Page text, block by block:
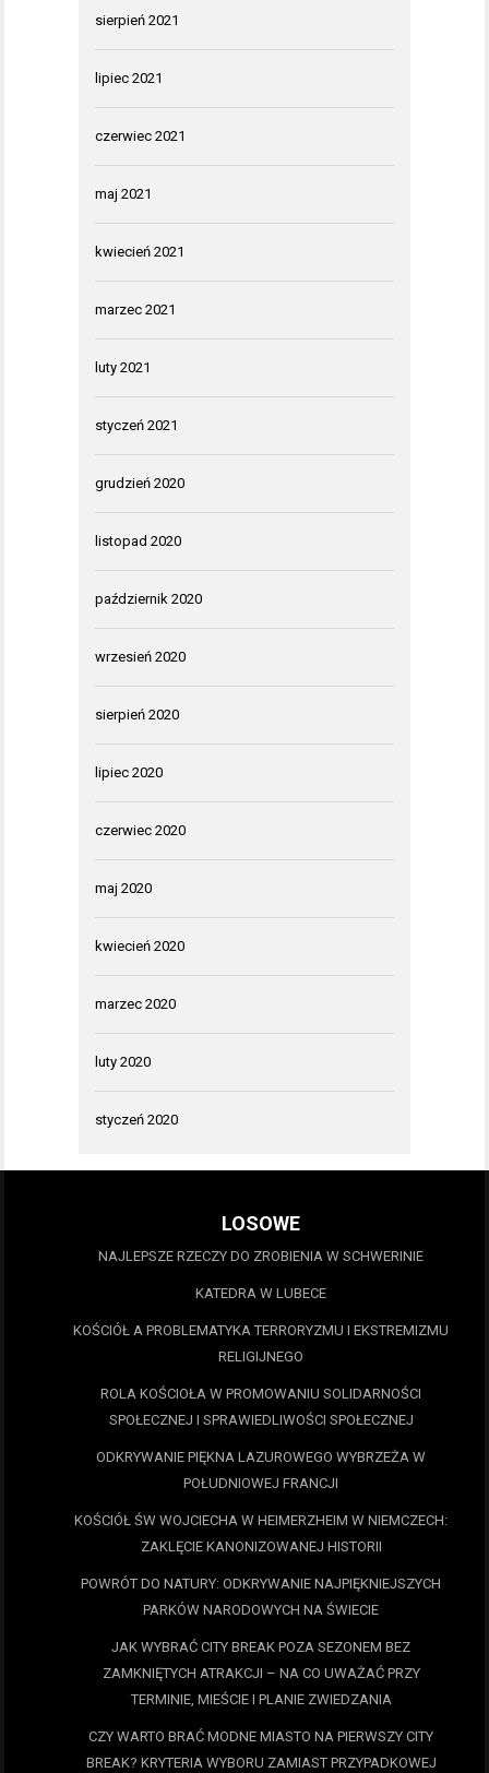
sierpień 2021
lipiec 2021
czerwiec 2021
maj 2021
kwiecień 2021
marzec 2021
luty 2021
styczeń 2021
grudzień 2020
listopad 2020
październik 2020
wrzesień 2020
sierpień 2020
lipiec 2020
czerwiec 2020
maj 2020
kwiecień 2020
marzec 2020
luty 2020
styczeń 2020
LOSOWE
NAJLEPSZE RZECZY DO ZROBIENIA W SCHWERINIE
KATEDRA W LUBECE
KOŚCIÓŁ A PROBLEMATYKA TERRORYZMU I EKSTREMIZMU
RELIGIJNEGO
ROLA KOŚCIOŁA W PROMOWANIU SOLIDARNOŚCI
SPOŁECZNEJ I SPRAWIEDLIWOŚCI SPOŁECZNEJ
ODKRYWANIE PIĘKNA LAZUROWEGO WYBRZEŻA W
POŁUDNIOWEJ FRANCJI
KOŚCIÓŁ ŚW WOJCIECHA W HEIMERZHEIM W NIEMCZECH:
ZAKLĘCIE KANONIZOWANEJ HISTORII
POWRÓT DO NATURY: ODKRYWANIE NAJPIĘKNIEJSZYCH
PARKÓW NARODOWYCH NA ŚWIECIE
JAK WYBRAĆ CITY BREAK POZA SEZONEM BEZ
ZAMKNIĘTYCH ATRAKCJI – NA CO UWAŻAĆ PRZY
TERMINIE, MIEŚCIE I PLANIE ZWIEDZANIA
CZY WARTO BRAĆ MODNE MIASTO NA PIERWSZY CITY
BREAK? KRYTERIA WYBORU ZAMIAST PRZYPADKOWEJ